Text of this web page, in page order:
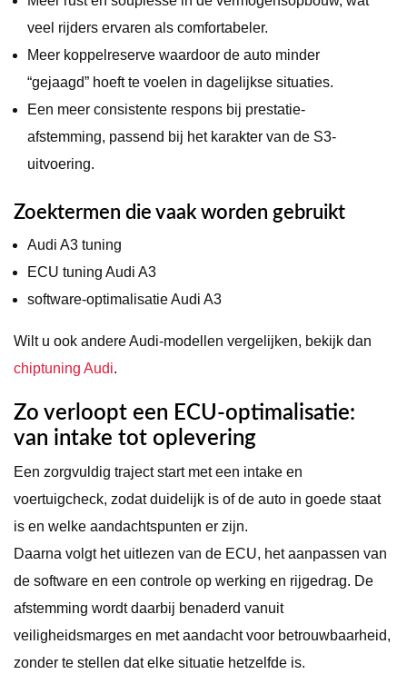
veel rijders ervaren als comfortabeler.
Meer koppelreserve waardoor de auto minder
“gejaagd” hoeft te voelen in dagelijkse situaties.
Een meer consistente respons bij prestatie-
afstemming, passend bij het karakter van de S3-
uitvoering.
Zoektermen die vaak worden gebruikt
Audi A3 tuning
ECU tuning Audi A3
software-optimalisatie Audi A3
Wilt u ook andere Audi-modellen vergelijken, bekijk dan
chiptuning Audi.
Zo verloopt een ECU-optimalisatie:
van intake tot oplevering
Een zorgvuldig traject start met een intake en
voertuigcheck, zodat duidelijk is of de auto in goede staat
is en welke aandachtspunten er zijn.
Daarna volgt het uitlezen van de ECU, het aanpassen van
de software en een controle op werking en rijgedrag. De
afstemming wordt daarbij benaderd vanuit
veiligheidsmarges en met aandacht voor betrouwbaarheid,
zonder te stellen dat elke situatie hetzelfde is.